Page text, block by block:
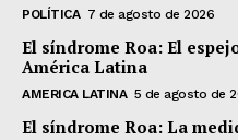
POLÍTICA 7 de agosto de 2026
El síndrome Roa: El
América Latina
AMERICA LATINA 5 de agosto de
El síndrome Roa: La